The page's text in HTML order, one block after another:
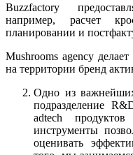
Buzzfactory
например, расчет
планировании и
Mushrooms agency
на территории бренд
Одно из
подразделение
adtech
инструменты
оценивать